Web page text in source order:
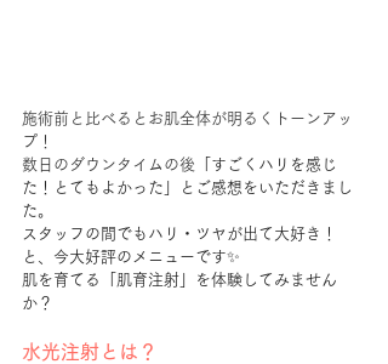
施術前と比べるとお肌全体が明るくトーンアッ
プ！
数日のダウンタイムの後 「すごくハリを感じ
た！とてもよかった」とご感想をいただきまし
た。
スタッフの間でもハリ・ツヤが出て大好き！
と、今大好評のメニューです✨️
肌を育てる「肌育注射」を体験してみません
か？
水光注射とは？